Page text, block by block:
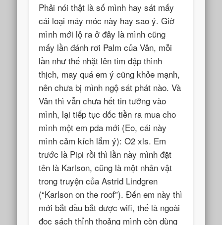
Phải nói thật là số mình hay sát mấy
cái loại máy móc này hay sao ý. Giờ
mình mới lộ ra ở đây là mình cũng
mấy lần đánh rơi Palm của Vân, mỗi
lần như thế nhặt lên tim đập thình
thịch, may quá em ý cũng khỏe mạnh,
nên chưa bị mình ngộ sát phát nào. Và
Vân thì vẫn chưa hết tin tưởng vào
mình, lại tiếp tục dốc tiền ra mua cho
mình một em pda mới (Eo, cái này
mình cảm kích lắm ý): O2 xls. Em
trước là Pipi rồi thì lần này mình đặt
tên là Karlson, cũng là một nhân vật
trong truyện của Astrid Lindgren
(“Karlson on the roof”). Đến em này thì
mới bắt đầu bắt được wifi, thế là ngoài
đọc sách thỉnh thoảng mình còn dùng